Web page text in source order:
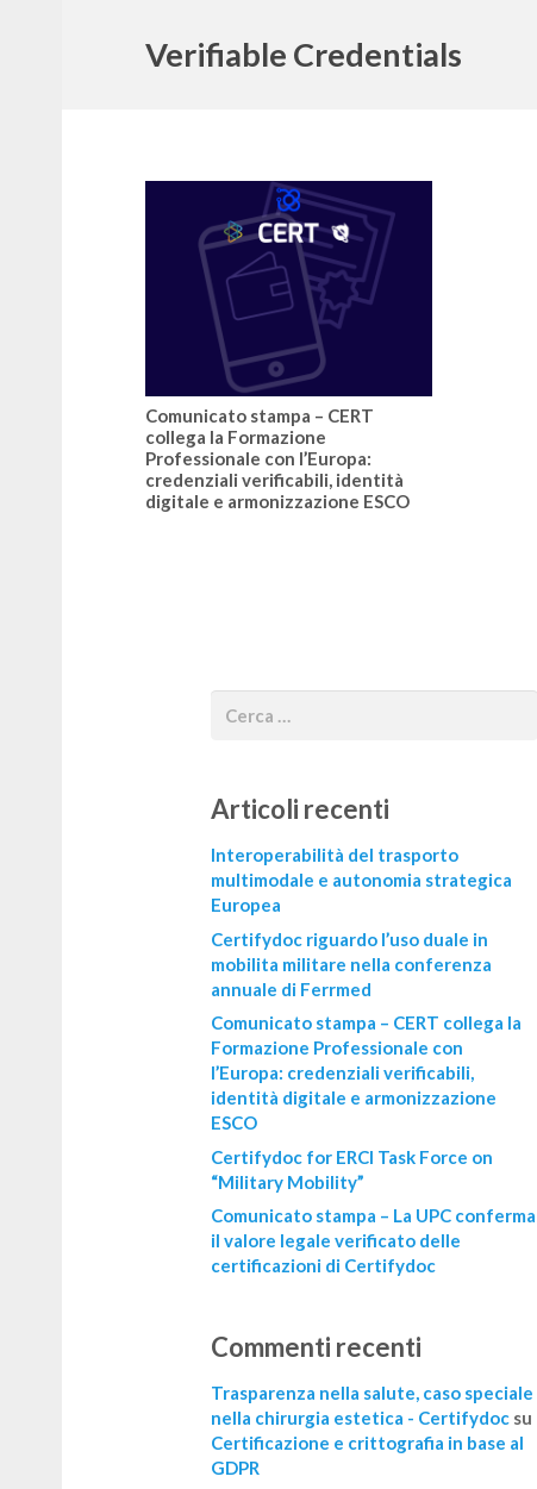
Verifiable Credentials
Comunicato stampa – CERT
collega la Formazione
Professionale con l’Europa:
credenziali verificabili, identità
digitale e armonizzazione ESCO
Articoli recenti
Interoperabilità del trasporto
multimodale e autonomia strategica
Europea
Certifydoc riguardo l’uso duale in
mobilita militare nella conferenza
annuale di Ferrmed
Comunicato stampa – CERT collega la
Formazione Professionale con
l’Europa: credenziali verificabili,
identità digitale e armonizzazione
ESCO
Certifydoc for ERCI Task Force on
“Military Mobility”
Comunicato stampa – La UPC conferma
il valore legale verificato delle
certificazioni di Certifydoc
Commenti recenti
Trasparenza nella salute, caso speciale
nella chirurgia estetica - Certifydoc su
Certificazione e crittografia in base al
GDPR